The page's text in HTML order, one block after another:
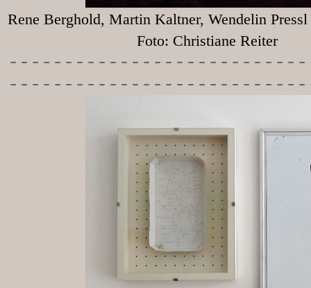
Rene Berghold, Martin Kaltner, Wendelin Pressl
Foto: Christiane Reiter
-----------